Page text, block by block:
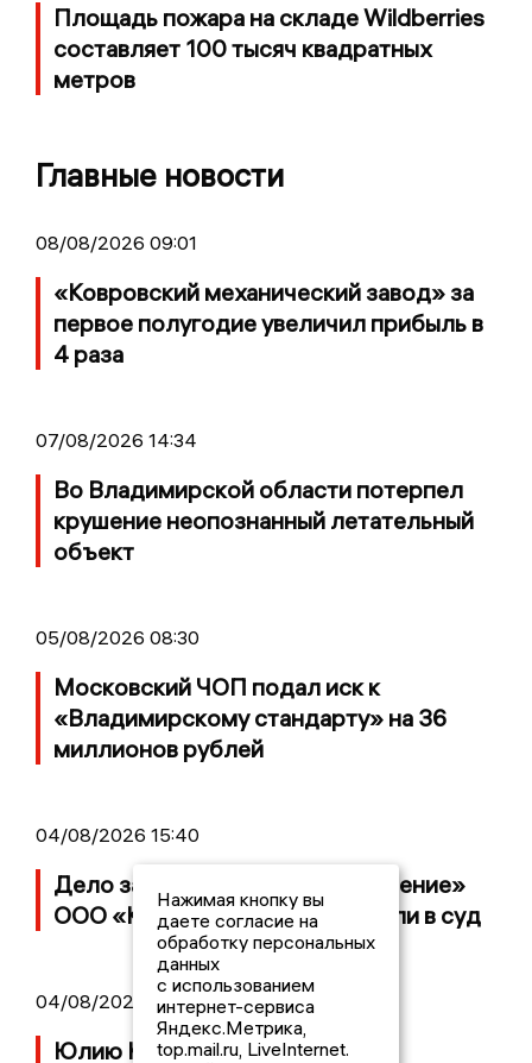
Площадь пожара на складе Wildberries
составляет 100 тысяч квадратных
метров
Главные новости
08/08/2026 09:01
«Ковровский механический завод» за
первое полугодие увеличил прибыль в
4 раза
07/08/2026 14:34
Во Владимирской области потерпел
крушение неопознанный летательный
объект
05/08/2026 08:30
Московский ЧОП подал иск к
«Владимирскому стандарту» на 36
миллионов рублей
04/08/2026 15:40
Дело застройщика ЖК «Поколение»
ООО «Капитал Строй» передали в суд
04/08/2026 11:36
Юлию Калистову официально
Нажимая кнопку вы
даете согласие на
обработку персональных
данных
с использованием
интернет-сервиса
Яндекс.Метрика,
top.mail.ru, LiveInternet.